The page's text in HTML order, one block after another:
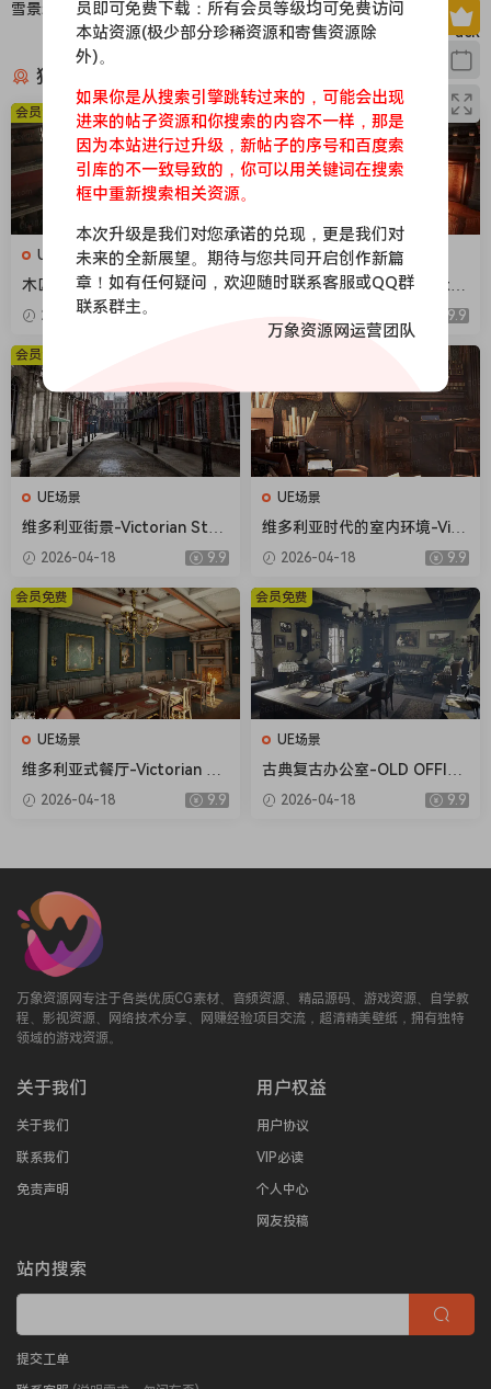
雪景森林-Winter Forest
热带岛屿-Brushify - Tropical
Pack
猜你喜欢
UE场景
木匠工作车间-Carpenters W
orkshop
2026-04-18
会员免费
UE场景
维多利亚时代室内建筑-Victor
9.9
会员免费
UE场景
维多利亚街景-Victorian Stre
et 2026-04-18 9.9
会员免费
UE场景
维多利亚时代的室内环境-Vict
orian Interior Environment
2026-04-18 9.9
UE场景
维多利亚式餐厅-Victorian Di
ning Room
2026-04-18 9.9
会员免费
UE场景
古典复古办公室-OLD OFFICE
(MODULAR)
2026-04-18 9.9
会员免费
万象资源网专注于各类优质CG素材、音频资源、精品源码、游戏资源、自学教
程、影视资源、网络技术分享、网赚经验项目交流，超清精美壁纸，拥有独特
领域的游戏资源。
关于我们
关于我们
联系我们
免责声明
用户权益
用户协议
VIP必读
个人中心
网友投稿
站内搜索
提交工单
员即可免费下载：所有会员等级均可免费访问
本站资源(极少部分珍稀资源和寄售资源除
外)。
如果你是从搜索引擎跳转过来的，可能会出现
进来的帖子资源和你搜索的内容不一样，那是
因为本站进行过升级，新帖子的序号和百度索
引库的不一致导致的，你可以用关键词在搜索
框中重新搜索相关资源。
本次升级是我们对您承诺的兑现，更是我们对
未来的全新展望。期待与您共同开启创作新篇
章！如有任何疑问，欢迎随时联系客服或QQ群
联系群主。
万象资源网运营团队